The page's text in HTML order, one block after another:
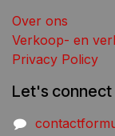
Over ons
Verkoop- en
Privacy Policy
Let's connect